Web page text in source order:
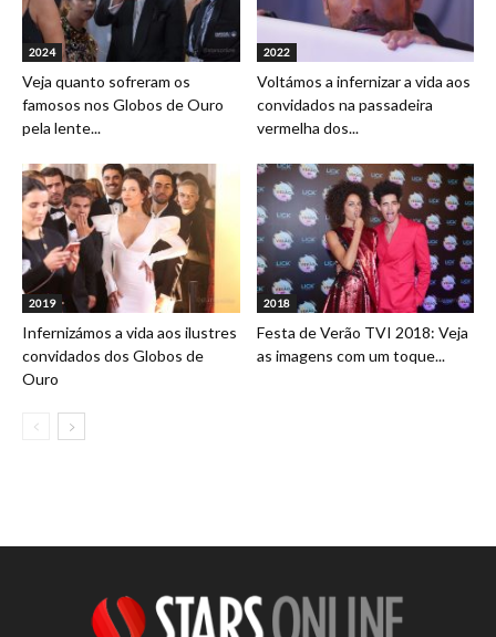
2024
Veja quanto sofreram os
famosos nos Globos de Ouro
pela lente...
2022
Voltámos a infernizar a vida aos
convidados na passadeira
vermelha dos...
2019
Infernizámos a vida aos ilustres
convidados dos Globos de
Ouro
2018
Festa de Verão TVI 2018: Veja
as imagens com um toque...